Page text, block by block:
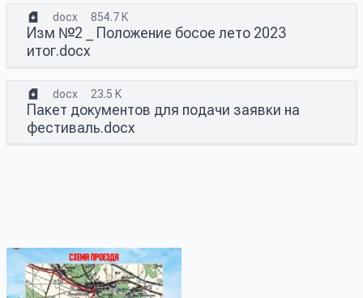
Изм №2 _ Положение босое лето 2023
итог.docx
docx 854.7 K
Пакет документов для подачи заявки на
фестиваль.docx
docx 23.5 K